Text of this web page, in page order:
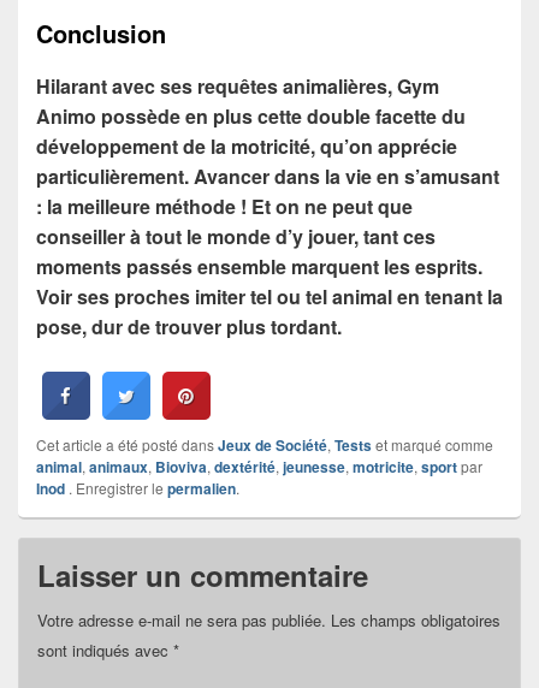
Conclusion
Hilarant avec ses requêtes animalières, Gym
Animo possède en plus cette double facette du
développement de la motricité, qu’on apprécie
particulièrement. Avancer dans la vie en s’amusant
: la meilleure méthode ! Et on ne peut que
conseiller à tout le monde d’y jouer, tant ces
moments passés ensemble marquent les esprits.
Voir ses proches imiter tel ou tel animal en tenant la
pose, dur de trouver plus tordant.
Cet article a été posté dansJeux de Société, Testset marqué comme
animal, animaux, Bioviva, dextérité, jeunesse, motricite, sportpar
Inod . Enregistrer le permalien.
Laisser un commentaire
Votre adresse e-mail ne sera pas publiée. Les champs obligatoires
sont indiqués avec *